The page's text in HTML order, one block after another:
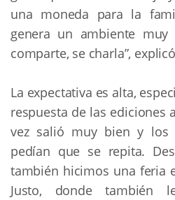
una moneda para la
genera un ambiente
comparte, se charla”,
La expectativa es alta,
respuesta de las ediciones
vez salió muy bien y los
pedían que se repita.
también hicimos una feria
Justo, donde